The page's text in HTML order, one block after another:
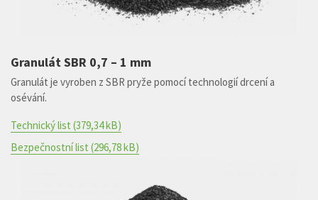
Granulát SBR 0,7 – 1 mm
Granulát je vyroben z SBR pryže pomocí technologií drcení a
osévání.
Technický list (379,34 kB)
Bezpečnostní list (296,78 kB)